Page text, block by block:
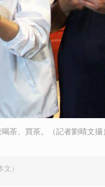
茶、買茶。（記者劉晴文攝）
）